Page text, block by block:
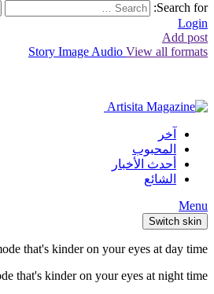
Search for:
Login
Add post
Story Image Audio View all formats
آخر
المحبوب
أحدث الأخبار
الشائع
Menu
Switch skin
that's kinder on your eyes at day time.
that's kinder on your eyes at night time.